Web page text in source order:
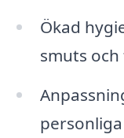
Ökad
smuts